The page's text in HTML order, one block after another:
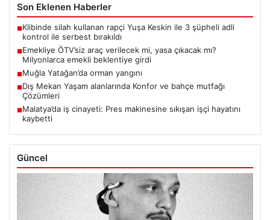
Son Eklenen Haberler
■Klibinde silah kullanan rapçi Yuşa Keskin ile 3 şüpheli adli
kontrol ile serbest bırakıldı
■Emekliye ÖTV’siz araç verilecek mi, yasa çıkacak mı?
Milyonlarca emekli beklentiye girdi
■Muğla Yatağan’da orman yangını
■Dış Mekan Yaşam alanlarında Konfor ve bahçe mutfağı
Çözümleri
■Malatya’da iş cinayeti: Pres makinesine sıkışan işçi hayatını
kaybetti
Güncel